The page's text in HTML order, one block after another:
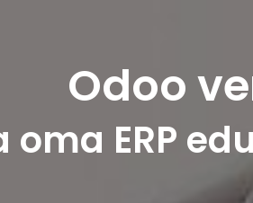
Odoo
oma ERP